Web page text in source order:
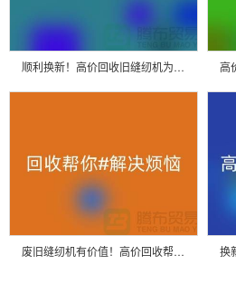
顺利换新！高价回收旧缝纫机为你排忧解难
废旧缝纫机有价值！高价回收帮你解决烦恼